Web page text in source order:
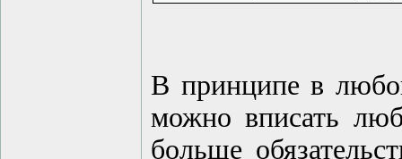
В принципе в
можно вписать
больше